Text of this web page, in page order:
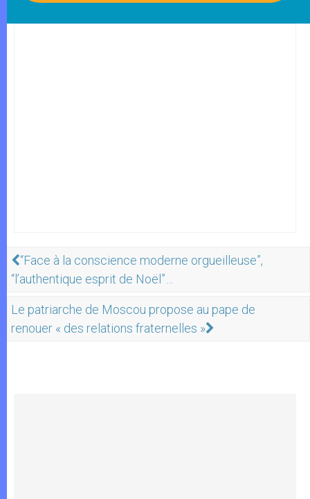
“Face à la conscience moderne orgueilleuse”,
“l’authentique esprit de Noël”…
Le patriarche de Moscou propose au pape de
renouer « des relations fraternelles »